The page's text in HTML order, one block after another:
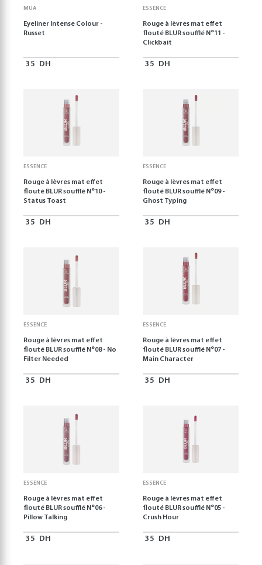
MUA
Eyeliner Intense Colour -
Russet
35 DH
ESSENCE
Rouge à lèvres mat effet
flouté BLUR soufflé N°11 -
Clickbait
35 DH
ESSENCE
Rouge à lèvres mat effet
flouté BLUR soufflé N°10 -
Status Toast
35 DH
ESSENCE
Rouge à lèvres mat effet
flouté BLUR soufflé N°09 -
Ghost Typing
35 DH
ESSENCE
Rouge à lèvres mat effet
flouté BLUR soufflé N°08 - No
Filter Needed
35 DH
ESSENCE
Rouge à lèvres mat effet
flouté BLUR soufflé N°07 -
Main Character
35 DH
ESSENCE
Rouge à lèvres mat effet
flouté BLUR soufflé N°06 -
Pillow Talking
35 DH
ESSENCE
Rouge à lèvres mat effet
flouté BLUR soufflé N°05 -
Crush Hour
35 DH